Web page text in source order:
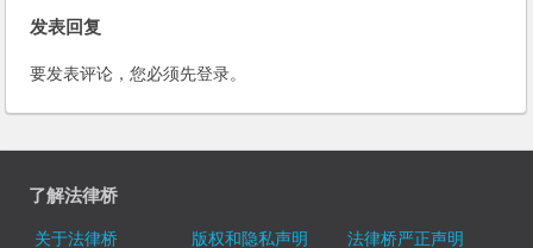
发表回复
要发表评论，您必须先登录。
了解法律桥
关于法律桥 版权和隐私声明
法律桥严正声明